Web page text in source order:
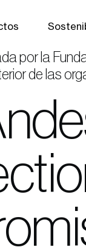
por la
de las